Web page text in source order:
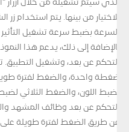
للاختيار من بينها. يتم استخدام زر
السرعة بضبط سرعة تشغيل التأثير
بالإضافة إلى ذلك، يدعم هذا
التحكم عن بعد، وتشغيل التطبيق.
ضغطة واحدة، والضغط لفترة
لضبط اللون، والضغط الثلاثي
التحكم عن بعد وظائف المشهد
عن طريق الضغط لفترة طويلة على